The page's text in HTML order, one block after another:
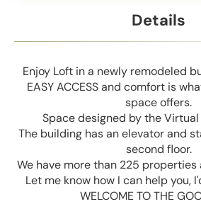
Details
Enjoy Loft in a newly remodeled
EASY ACCESS and comfort is
space offers.
Space designed by the Virtual
The building has an elevator and
second floor.
We have more than 225 properties
Let me know how I can help you,
WELCOME TO THE